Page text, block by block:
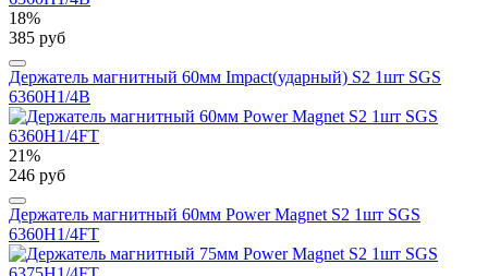
18%
385 руб
Держатель магнитный 60мм Impact(ударный) S2 1шт SGS
6360H1/4B
21%
246 руб
Держатель магнитный 60мм Power Magnet S2 1шт SGS
6360H1/4FT